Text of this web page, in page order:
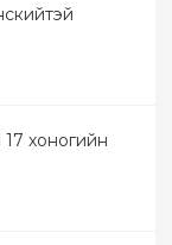
хоногийн